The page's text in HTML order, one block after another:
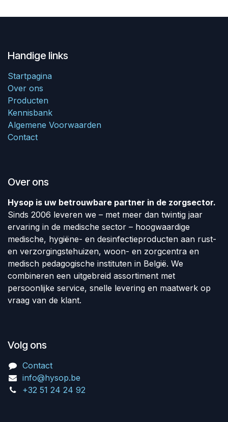
Handige links
Startpagina
Over ons
Producten
Kennisbank
Algemene Voorwaarden
Contact
Over ons
Hysop is uw betrouwbare partner in de zorgsector.
Sinds 2006 leveren we – met meer dan twintig jaar
ervaring in de medische sector – hoogwaardige
medische, hygiëne- en desinfectieproducten aan rust-
en verzorgingstehuizen, woon- en zorgcentra en
medisch pedagogische instituten in België. We
combineren een uitgebreid assortiment met
persoonlijke service, snelle levering en maatwerk op
vraag van de klant.
Volg ons
Contact
info@hysop.be
+32 51 24 24 92